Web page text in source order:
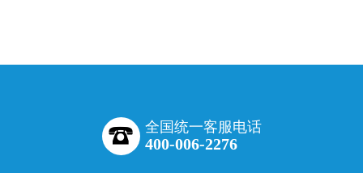
全国统一客服电话
400-006-2276